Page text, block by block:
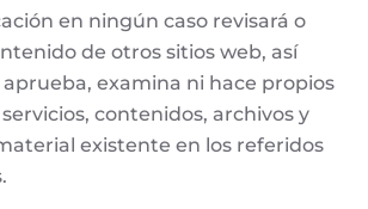
en ningún caso revisará o
de otros sitios web, así
examina ni hace propios
contenidos, archivos y
existente en los referidos